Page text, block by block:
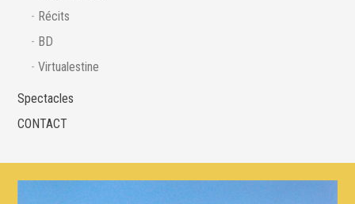
Récits
BD
Virtualestine
Spectacles
CONTACT